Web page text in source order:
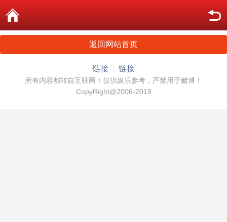
返回网站首页
链接 链接
所有内容都转自互联网！仅供娱乐参考，严禁用于赌博！
CopyRight@2006-2018